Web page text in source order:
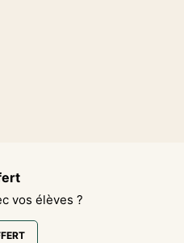
vos élèves ?